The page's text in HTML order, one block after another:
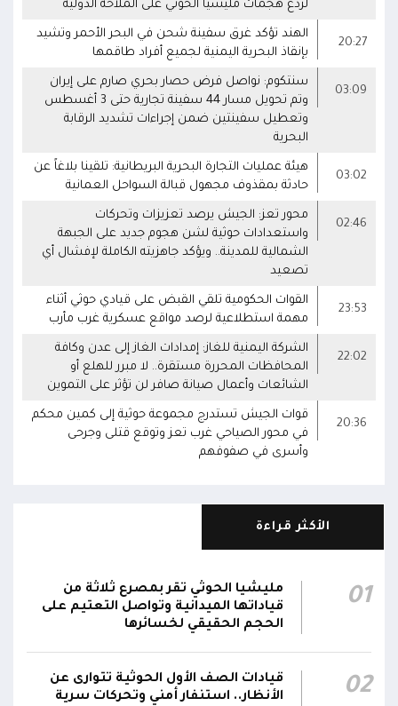
لردع هجمات مليشيا الحوثي على الملاحة الدولية
20:27
الهند تؤكد غرق سفينة شحن في البحر الأحمر وتشيد
بإنقاذ البحرية اليمنية لجميع أفراد طاقمها
03:09
سنتكوم: نواصل فرض حصار بحري صارم على إيران
وتم تحويل مسار 44 سفينة تجارية حتى 3 أغسطس
وتعطيل سفينتين ضمن إجراءات تشديد الرقابة
البحرية
03:02
هيئة عمليات التجارة البحرية البريطانية: تلقينا بلاغاً عن
حادثة بمقذوف مجهول قبالة السواحل العمانية
02:46
محور تعز: الجيش يرصد تعزيزات وتحركات
واستعدادات حوثية لشن هجوم جديد على الجبهة
الشمالية للمدينة.. ويؤكد جاهزيته الكاملة لإفشال أي
تصعيد
23:53
القوات الحكومية تلقي القبض على قيادي حوثي أثناء
مهمة استطلاعية لرصد مواقع عسكرية غرب مأرب
22:02
الشركة اليمنية للغاز: إمدادات الغاز إلى عدن وكافة
المحافظات المحررة مستقرة.. لا مبرر للهلع أو
الشائعات وأعمال صيانة صافر لن تؤثر على التموين
20:36
قوات الجيش تستدرج مجموعة حوثية إلى كمين محكم
في محور الصياحي غرب تعز وتوقع قتلى وجرحى
وأسرى في صفوفهم
الأكثر قراءة
01
مليشيا الحوثي تقر بمصرع ثلاثة من
قياداتها الميدانية وتواصل التعتيم على
الحجم الحقيقي لخسائرها
02
قيادات الصف الأول الحوثية تتوارى عن
الأنظار.. استنفار أمني وتحركات سرية